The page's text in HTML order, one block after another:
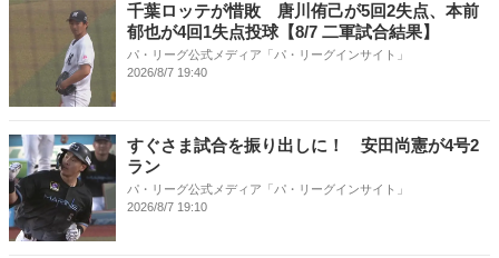
千葉ロッテが惜敗 唐川侑己が5回2失点、本前
郁也が4回1失点投球【8/7 二軍試合結果】
パ・リーグ公式メディア「パ・リーグインサイト」
2026/8/7 19:40
すぐさま試合を振り出しに！ 安田尚憲が4号2
ラン
パ・リーグ公式メディア「パ・リーグインサイト」
2026/8/7 19:10